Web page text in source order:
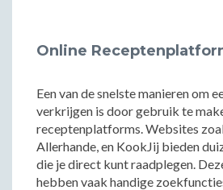
Online
Een van de snelste manieren om
verkrijgen is door gebruik te
receptenplatforms. Websites
Allerhande, en KookJij bieden
die je direct kunt raadplegen.
hebben vaak handige